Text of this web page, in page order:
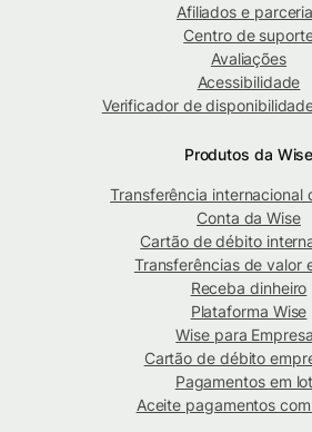
Afiliados e
Centro de
Avaliações
Acessibilidade
Verificador de
Produtos da Wise
Transferência internacional
Conta da Wise
Cartão de débito
Transferências de valor
Receba dinheiro
Plataforma Wise
Wise para
Cartão de débito
Pagamentos em
Aceite pagamentos